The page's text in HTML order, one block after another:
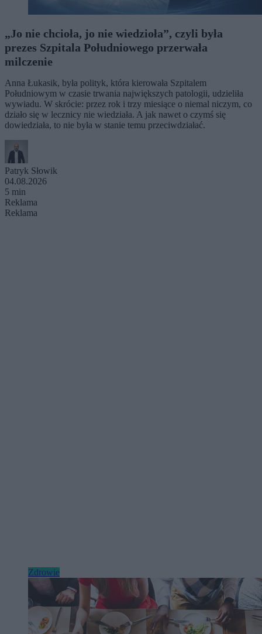
„Jo nie chcioła, jo nie wiedzioła”, czyli była
prezes Szpitala Południowego przerwała
milczenie
Anna Łukasik, była polityk, która kierowała Szpitalem
Południowym w czasie trwania największych patologii, udzieliła
wywiadu. W skrócie: przez rok i trzy miesiące o niemal niczym, co
działo się w lecznicy nie wiedziała. A jak nawet o czymś się
dowiedziała, to nie była w stanie temu przeciwdziałać.
Patryk Słowik
04.08.2026
5 min
Reklama
Reklama
Zdrowie